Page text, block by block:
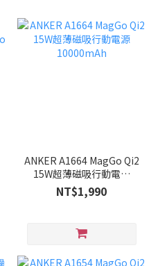
ANKER A1664 MagGo Qi2
15W超薄磁吸行動電源
10000mAh
NT$1,990